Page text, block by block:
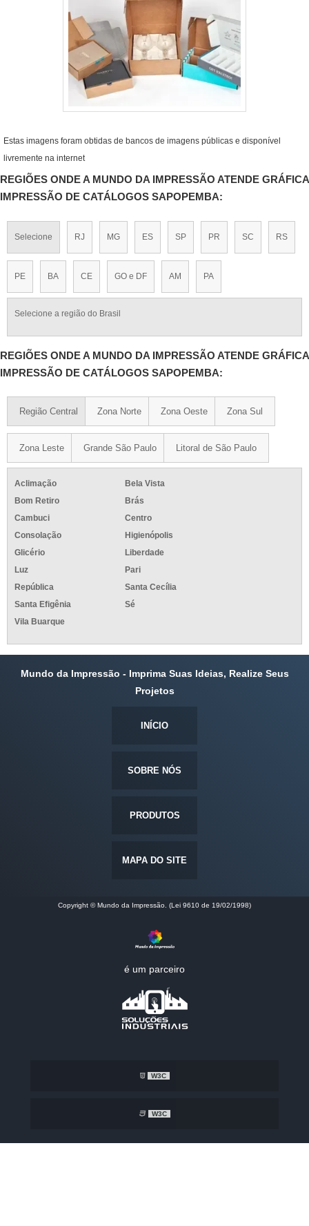
Estas imagens foram obtidas de bancos de imagens públicas e disponível
livremente na internet
REGIÕES ONDE A MUNDO DA IMPRESSÃO ATENDE GRÁFICA
IMPRESSÃO DE CATÁLOGOS SAPOPEMBA:
Selecione RJ MG ES SP PR SC RS
PE BA CE GO e DF AM PA
Selecione a região do Brasil
REGIÕES ONDE A MUNDO DA IMPRESSÃO ATENDE GRÁFICA
IMPRESSÃO DE CATÁLOGOS SAPOPEMBA:
Região Central Zona Norte Zona Oeste Zona Sul
Zona Leste Grande São Paulo Litoral de São Paulo
Aclimação
Bela Vista
Bom Retiro
Brás
Cambuci
Centro
Consolação
Higienópolis
Glicério
Liberdade
Luz
Pari
República
Santa Cecília
Santa Efigênia
Sé
Vila Buarque
Mundo da Impressão - Imprima Suas Ideias, Realize Seus
Projetos
INÍCIO
SOBRE NÓS
PRODUTOS
MAPA DO SITE
Copyright © Mundo da Impressão. (Lei 9610 de 19/02/1998)
é um parceiro
W3C
W3C